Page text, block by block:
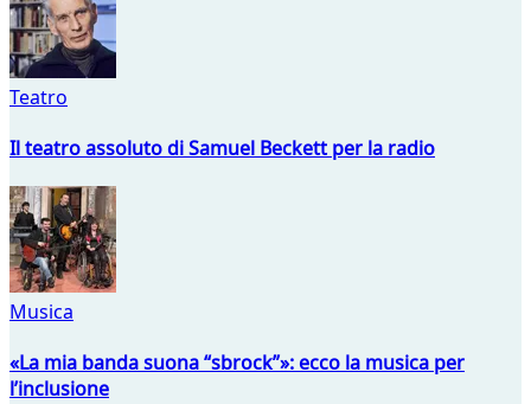
Teatro
Il teatro assoluto di Samuel Beckett per la radio
Musica
«La mia banda suona “sbrock”»: ecco la musica per
l’inclusione